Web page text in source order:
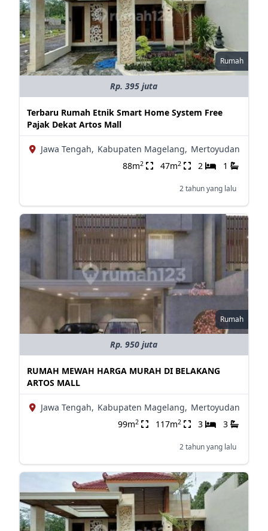
Rumah
Rp. 395 juta
Terbaru Rumah Etnik Smart Home System Free
Pajak Dekat Artos Mall
Jawa Tengah, Kabupaten Magelang, Mertoyudan
88m2 47m2 2 1
2 tahun yang lalu
Rumah
Rp. 950 juta
RUMAH MEWAH HARGA MURAH DI BELAKANG
ARTOS MALL
Jawa Tengah, Kabupaten Magelang, Mertoyudan
99m2 117m2 3 3
2 tahun yang lalu